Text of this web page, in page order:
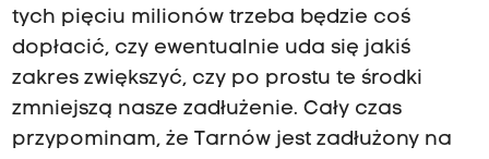
tych pięciu milionów trzeba będzie coś
dopłacić, czy ewentualnie uda się jakiś
zakres zwiększyć, czy po prostu te środki
zmniejszą nasze zadłużenie. Cały czas
przypominam, że Tarnów jest zadłużony na